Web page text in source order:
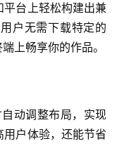
台上轻松构建出兼
户无需下载特定的
上畅享你的作品。
动调整布局，实现
户体验，还能节省